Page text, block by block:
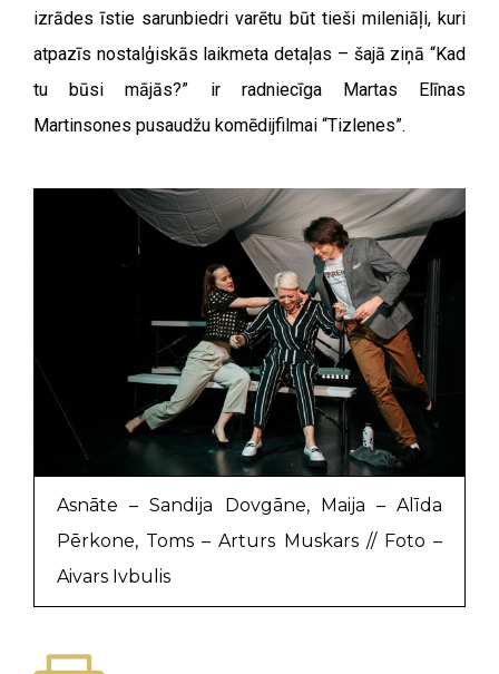
izrādes īstie sarunbiedri varētu būt tieši mileniāļi, kuri
atpazīs nostalģiskās laikmeta detaļas – šajā ziņā “Kad
tu būsi mājās?” ir radniecīga Martas Elīnas
Martinsones pusaudžu komēdijfilmai “Tizlenes”.
Asnāte – Sandija Dovgāne, Maija – Alīda
Pērkone, Toms – Arturs Muskars // Foto –
Aivars Ivbulis